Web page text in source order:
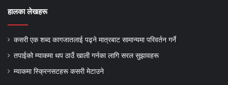
हालका लेखहरू
कसरी एक शब्द कागजातलाई पढ्ने मात्रबाट सामान्यमा परिवर्तन गर्ने
तपाईको म्याकमा थप ठाउँ खाली गर्नका लागि सरल सुझावहरू
म्याकमा स्क्रिनसटहरू कसरी मेटाउने